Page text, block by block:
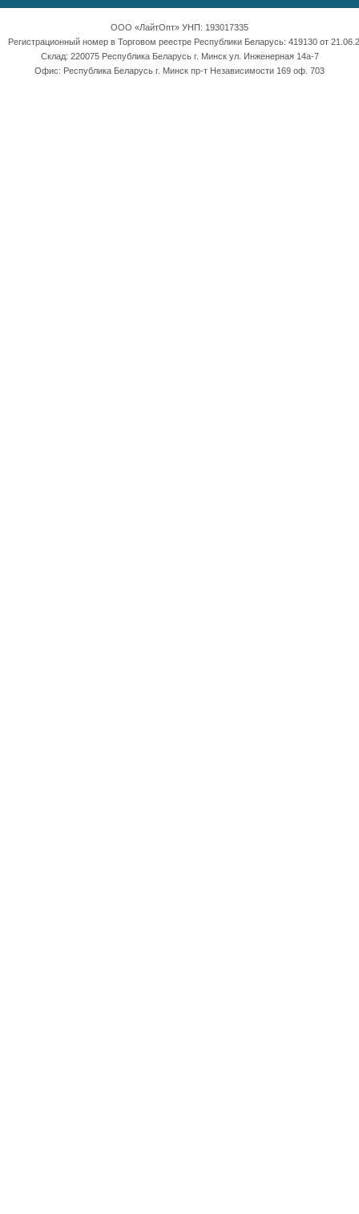
ООО «ЛайтОпт» УНП: 193017335
Регистрационный номер в Торговом реестре Республики Беларусь: 419130 от
Склад: 220075 Республика Беларусь г. Минск ул. Инженерная 14а-7
Офис: Республика Беларусь г. Минск пр-т Независимости 169 оф. 703